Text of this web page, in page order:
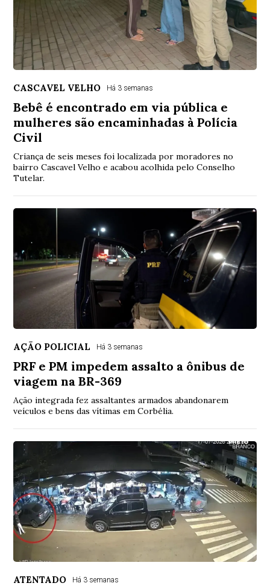
CASCAVEL VELHO Há 3 semanas
Bebê é encontrado em via pública e
mulheres são encaminhadas à Polícia
Civil
Criança de seis meses foi localizada por moradores no
bairro Cascavel Velho e acabou acolhida pelo Conselho
Tutelar.
AÇÃO POLICIAL Há 3 semanas
PRF e PM impedem assalto a ônibus de
viagem na BR-369
Ação integrada fez assaltantes armados abandonarem
veículos e bens das vítimas em Corbélia.
ATENTADO Há 3 semanas